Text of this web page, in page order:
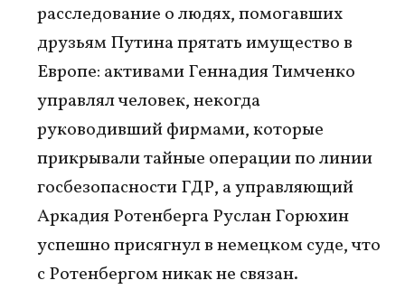
расследование о людях, помогавших
друзьям Путина прятать имущество в
Европе: активами Геннадия Тимченко
управлял человек, некогда
руководивший фирмами, которые
прикрывали тайные операции по линии
госбезопасности ГДР, а управляющий
Аркадия Ротенберга Руслан Горюхин
успешно присягнул в немецком суде, что
с Ротенбергом никак не связан.